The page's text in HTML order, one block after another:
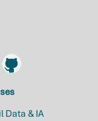
Github
Data & IA